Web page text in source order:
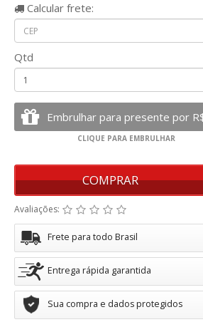
Calcular frete:
Qtd
COMPRAR
Avaliações:
Frete para todo Brasil
Entrega rápida garantida
Sua compra e dados protegidos